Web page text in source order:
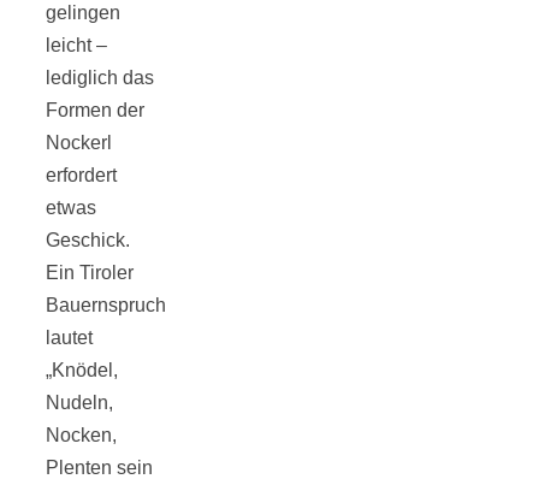
gelingen
leicht –
lediglich das
Formen der
Nockerl
erfordert
etwas
Geschick.
Ein Tiroler
Bauernspruch
lautet
„Knödel,
Nudeln,
Nocken,
Plenten sein